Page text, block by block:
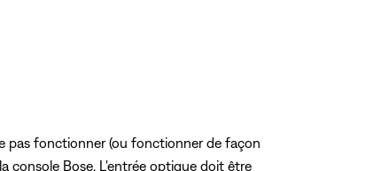
pas fonctionner (ou fonctionner de façon
console Bose. L'entrée optique doit être